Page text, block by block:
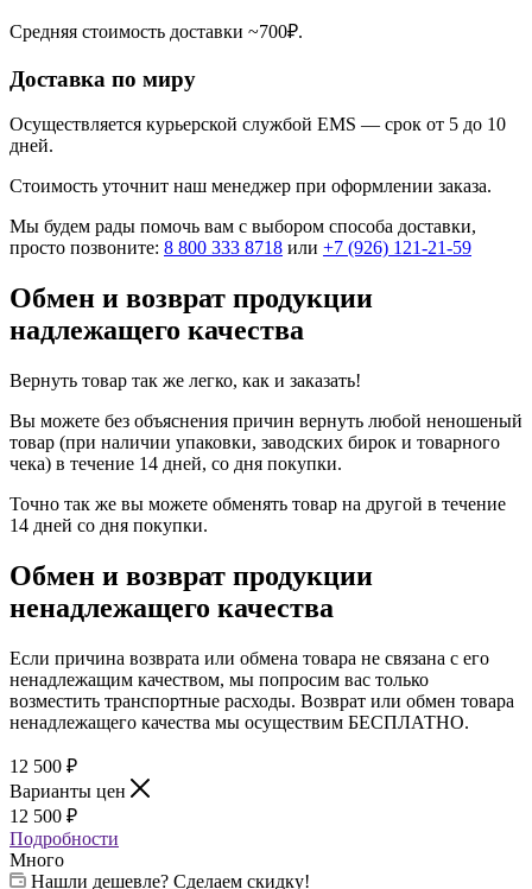
Средняя стоимость доставки ~700₽.
Доставка по миру
Осуществляется курьерской службой EMS — срок от 5 до 10
дней.
Стоимость уточнит наш менеджер при оформлении заказа.
Мы будем рады помочь вам с выбором способа доставки,
просто позвоните: 8 800 333 8718 или +7 (926) 121-21-59
Обмен и возврат продукции
надлежащего качества
Вернуть товар так же легко, как и заказать!
Вы можете без объяснения причин вернуть любой неношеный
товар (при наличии упаковки, заводских бирок и товарного
чека) в течение 14 дней, со дня покупки.
Точно так же вы можете обменять товар на другой в течение
14 дней со дня покупки.
Обмен и возврат продукции
ненадлежащего качества
Если причина возврата или обмена товара не связана с его
ненадлежащим качеством, мы попросим вас только
возместить транспортные расходы. Возврат или обмен товара
ненадлежащего качества мы осуществим БЕСПЛАТНО.
12 500 ₽
Варианты цен
12 500 ₽
Подробности
Много
Нашли дешевле? Сделаем скидку!